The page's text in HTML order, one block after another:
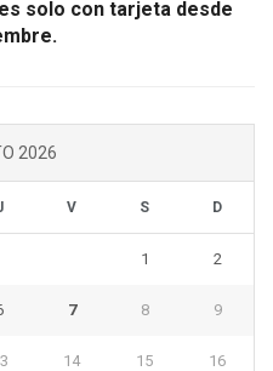
solo con tarjeta desde
2026
V S D
1 2
7 8 9
14 15 16